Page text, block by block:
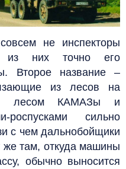
не инспекторы
из них точно его
Второе название –
из лесов на
лесом КАМАЗы и
сильно
с чем дальнобойщики
же там, откуда машины
обычно выносится